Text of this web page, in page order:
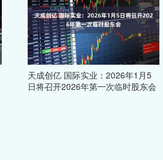
天成创亿 国际实业：2026年1月5
日将召开2026年第一次临时股东会